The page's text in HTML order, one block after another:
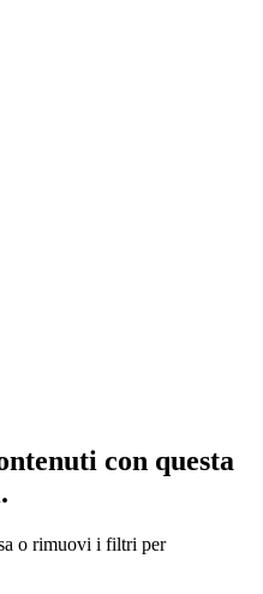
con questa
o rimuovi i filtri per